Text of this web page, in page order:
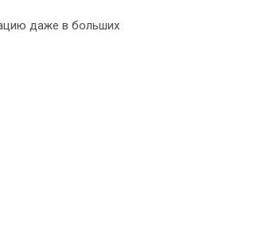
даже в больших